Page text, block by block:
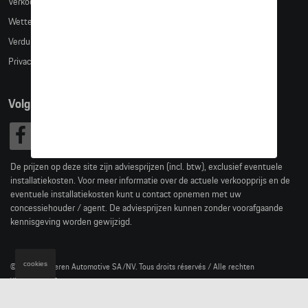
Verkoopsvoorwaarden
Wettelijke bepalingen
Verduidelijking kledingmaten
Privacybeleid
Volg Ons
De prijzen op deze site zijn adviesprijzen (incl. btw), exclusief eventuele
installatiekosten. Voor meer informatie over de actuele verkoopprijs en de
eventuele installatiekosten kunt u contact opnemen met uw
concessiehouder / agent. De adviesprijzen kunnen zonder voorafgaande
kennisgeving worden gewijzigd.
© 2026 D'Ieteren Automotive SA/NV. Tous droits réservés / Alle rechten
voorbehouden.
cookies